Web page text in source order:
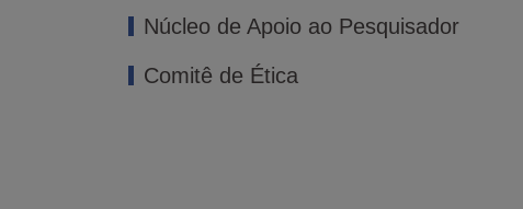
Núcleo de Apoio ao Pesquisador
Comitê de Ética